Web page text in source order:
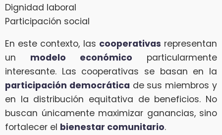
Dignidad laboral
Participación social
En este contexto, las cooperativas representan
un modelo económico particularmente
interesante. Las cooperativas se basan en la
participación democrática de sus miembros y
en la distribución equitativa de beneficios. No
buscan únicamente maximizar ganancias, sino
fortalecer el bienestar comunitario.